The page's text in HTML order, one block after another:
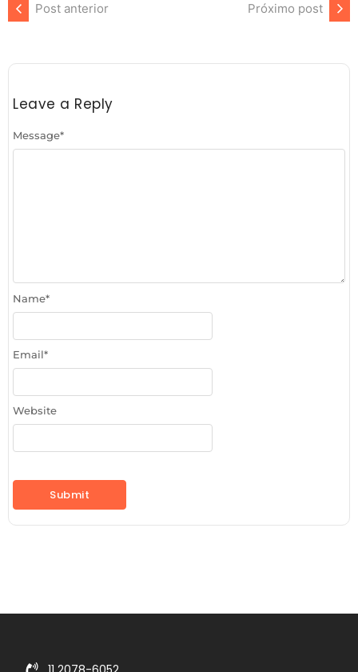
Post anterior Próximo post
Leave a Reply
Message*
Name*
Email*
Website